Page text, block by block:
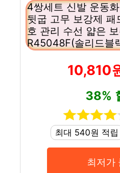
4쌍세트 신발 운동
뒷굽 고무 보강제 패
호 관리 수선 얇은
R45048F(솔리드블
10,810
38%
최대 540원 적립
최저가